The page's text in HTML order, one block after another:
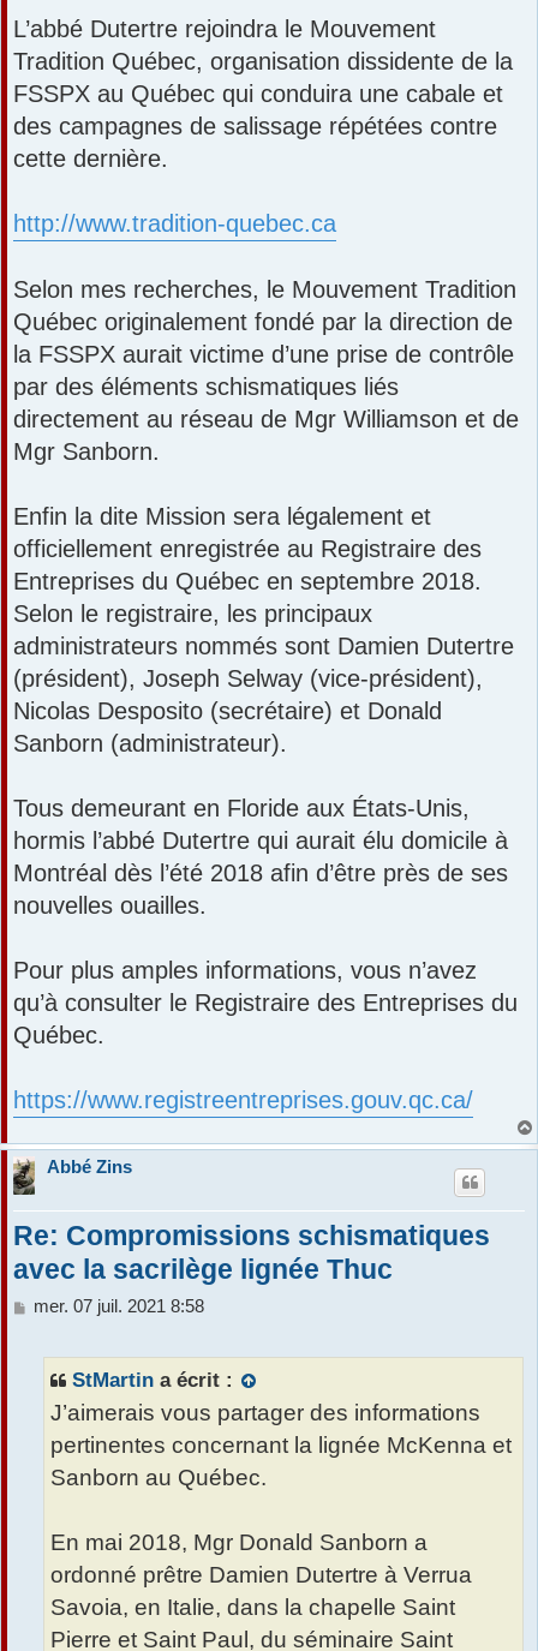
L’abbé Dutertre rejoindra le Mouvement
Tradition Québec, organisation dissidente de la
FSSPX au Québec qui conduira une cabale et
des campagnes de salissage répétées contre
cette dernière.
http://www.tradition-quebec.ca
Selon mes recherches, le Mouvement Tradition
Québec originalement fondé par la direction de
la FSSPX aurait victime d’une prise de contrôle
par des éléments schismatiques liés
directement au réseau de Mgr Williamson et de
Mgr Sanborn.
Enfin la dite Mission sera légalement et
officiellement enregistrée au Registraire des
Entreprises du Québec en septembre 2018.
Selon le registraire, les principaux
administrateurs nommés sont Damien Dutertre
(président), Joseph Selway (vice-président),
Nicolas Desposito (secrétaire) et Donald
Sanborn (administrateur).
Tous demeurant en Floride aux États-Unis,
hormis l’abbé Dutertre qui aurait élu domicile à
Montréal dès l’été 2018 afin d’être près de ses
nouvelles ouailles.
Pour plus amples informations, vous n’avez
qu’à consulter le Registraire des Entreprises du
Québec.
https://www.registreentreprises.gouv.qc.ca/
Abbé Zins
Re: Compromissions schismatiques
avec la sacrilège lignée Thuc
M
mer. 07 juil. 2021 8:58
StMartin a écrit :
J’aimerais vous partager des informations
pertinentes concernant la lignée McKenna et
Sanborn au Québec.
En mai 2018, Mgr Donald Sanborn a
ordonné prêtre Damien Dutertre à Verrua
Savoia, en Italie, dans la chapelle Saint
Pierre et Saint Paul, du séminaire Saint